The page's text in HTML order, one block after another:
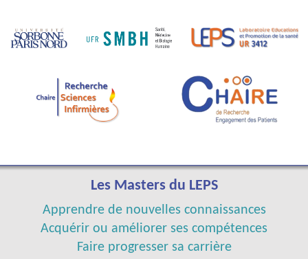
Les Masters du LEPS
Apprendre de nouvelles connaissances
Acquérir ou améliorer ses compétences
Faire progresser sa carrière